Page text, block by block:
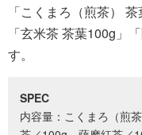
「こくまろ（煎茶）
「玄米茶 茶葉100g」
す。
SPEC
内容量：こくまろ（煎